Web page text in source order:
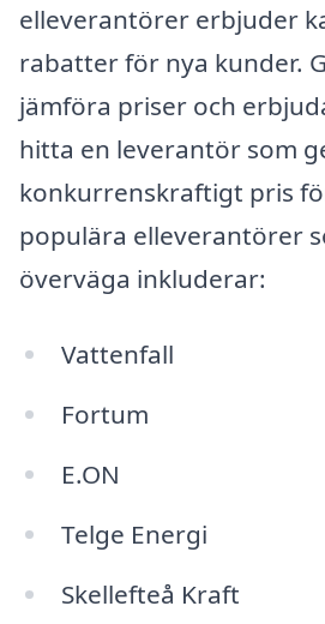
elleverantörer erbjuder
rabatter för nya kunder.
jämföra priser och
hitta en leverantör som
konkurrenskraftigt pris
populära elleverantörer
överväga inkluderar:
Vattenfall
Fortum
E.ON
Telge Energi
Skellefteå Kraft